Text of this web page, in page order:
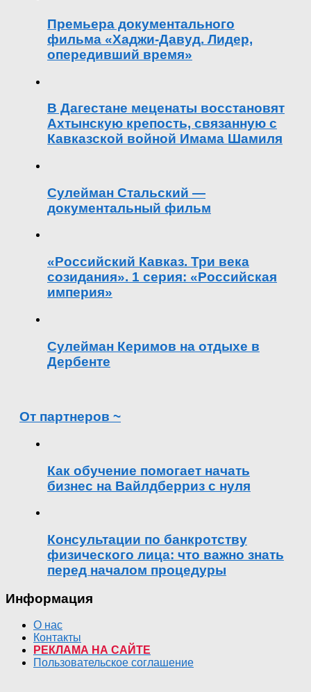
Премьера документального
фильма «Хаджи-Давуд. Лидер,
опередивший время»
В Дагестане меценаты восстановят
Ахтынскую крепость, связанную с
Кавказской войной Имама Шамиля
Сулейман Стальский —
документальный фильм
«Российский Кавказ. Три века
созидания». 1 серия: «Российская
империя»
Сулейман Керимов на отдыхе в
Дербенте
От партнеров ~
Как обучение помогает начать
бизнес на Вайлдберриз с нуля
Консультации по банкротству
физического лица: что важно знать
перед началом процедуры
Информация
О нас
Контакты
РЕКЛАМА НА САЙТЕ
Пользовательское соглашение